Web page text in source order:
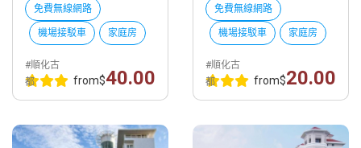
免費無線網路
機場接駁車 家庭房
#順化古
都
from$40.00
免費無線網路
機場接駁車 家庭房
#順化古
都
from$20.00